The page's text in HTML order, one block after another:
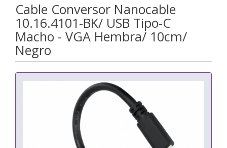
Cable Conversor Nanocable
10.16.4101-BK/ USB Tipo-C
Macho - VGA Hembra/ 10cm/
Negro